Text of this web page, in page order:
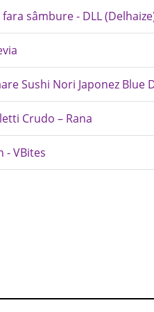
sâmbure - DLL
Sushi Nori Japonez Blue
Crudo – Rana
- VBites